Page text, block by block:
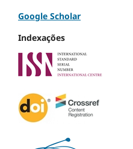
Google Scholar
Indexações